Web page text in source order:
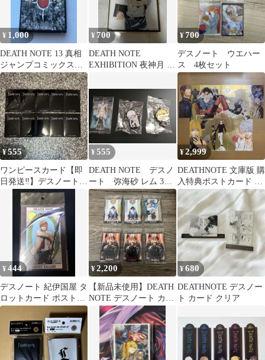
¥ 1,000
DEATH NOTE 13 真相
ジャンプコミックス
特典付き
¥ 700
DEATH NOTE
EXHIBITION 夜神月 色
¥700
デスノート ウエハー
ス 4枚セット
¥555
ワンピースカード【即
日発送‼️】デスノート
ドン専用スリーブ10枚
セット❗️
¥555
DEATH NOTE デスノ
ート 弥海砂 レム 3点
セット売り
¥2,999
DEATHNOTE 文庫版 購
入特典ポストカード 7
枚セット デスノート
¥444
デスノート 紀伊国屋 タ
ロットカード ポストカ
ードセット 夜神月
¥2,200
【新品未使用】DEATH
NOTE デスノート カー
ド 18枚セット まとめ売
¥680
DEATHNOTE デスノー
ト カード クリア